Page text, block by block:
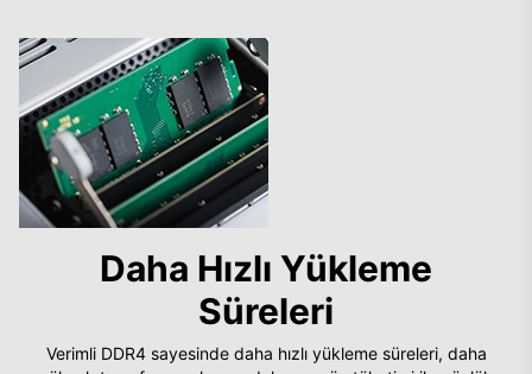
Daha Hızlı Yükleme
Süreleri
Verimli DDR4 sayesinde daha hızlı yükleme süreleri, daha